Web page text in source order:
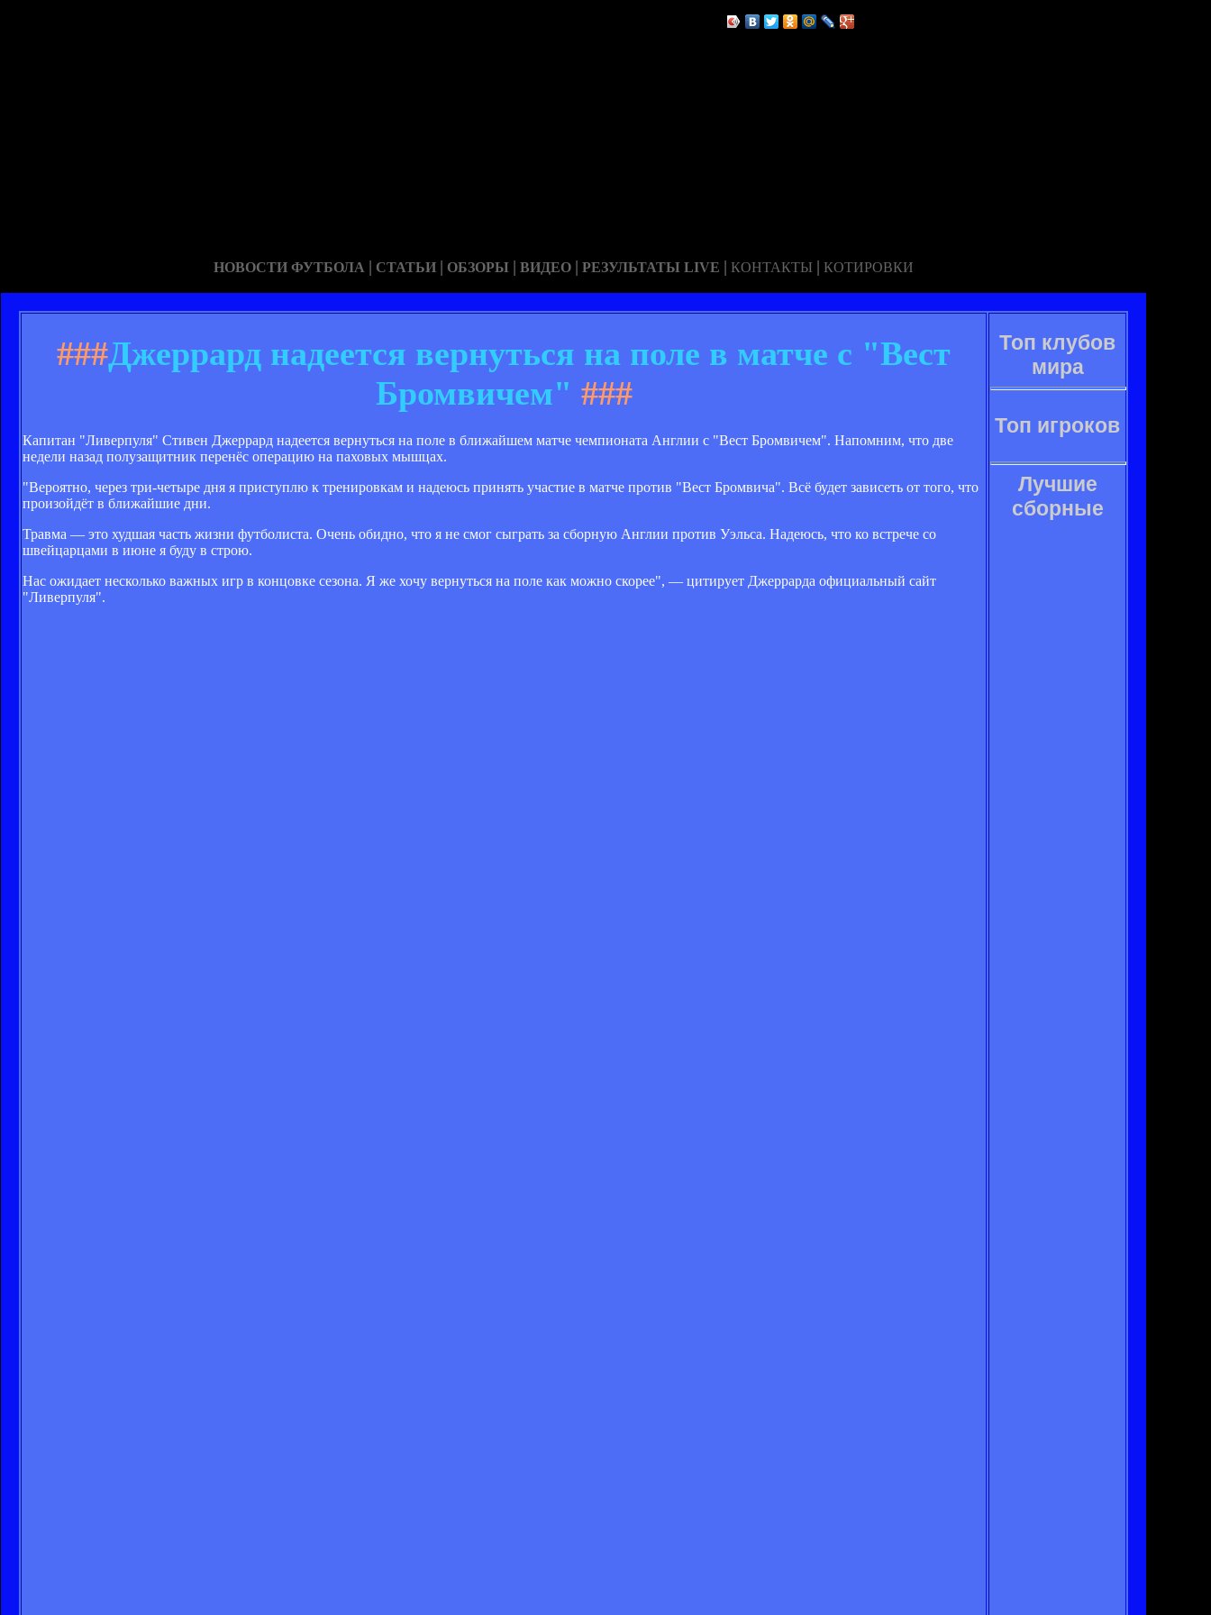
НОВОСТИ ФУТБОЛА | СТАТЬИ | ОБЗОРЫ | ВИДЕО | РЕЗУЛЬТАТЫ LIVE | КОНТАКТЫ | КОТИРОВКИ
###Джеррард надеется вернуться на поле в матче с "Вест
Бромвичем" ###
Капитан "Ливерпуля" Стивен Джеррард надеется вернуться на поле в ближайшем матче чемпионата Англии с "Вест Бромвичем". Напомним, что две
недели назад полузащитник перенёс операцию на паховых мышцах.
"Вероятно, через три-четыре дня я приступлю к тренировкам и надеюсь принять участие в матче против "Вест Бромвича". Всё будет зависеть от того, что
произойдёт в ближайшие дни.
Травма — это худшая часть жизни футболиста. Очень обидно, что я не смог сыграть за сборную Англии против Уэльса. Надеюсь, что ко встрече со
швейцарцами в июне я буду в строю.
Нас ожидает несколько важных игр в концовке сезона. Я же хочу вернуться на поле как можно скорее", — цитирует Джеррарда официальный сайт
"Ливерпуля".
Топ клубов
мира
Топ игроков
Лучшие
сборные